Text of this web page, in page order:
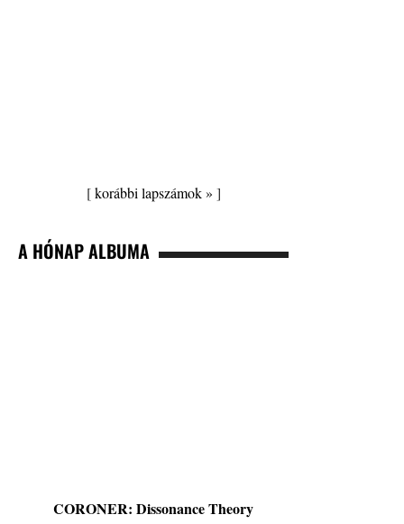
[korábbi lapszámok » ]
A HÓNAP ALBUMA
CORONER: Dissonance Theory